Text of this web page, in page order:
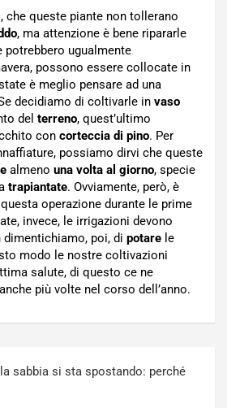
che queste piante non tollerano
, ma attenzione è bene ripararle
potrebbero ugualmente
possono essere collocate in
è meglio pensare ad una
decidiamo di coltivarle in vaso
del terreno, quest’ultimo
con corteccia di pino. Per
possiamo dirvi che queste
almeno una volta al giorno, specie
trapiantate. Ovviamente, però, è
operazione durante le prime
invece, le irrigazioni devono
dimentichiamo, poi, di potare le
modo le nostre coltivazioni
salute, di questo ce ne
più volte nel corso dell’anno.
sabbia si sta spostando: perché